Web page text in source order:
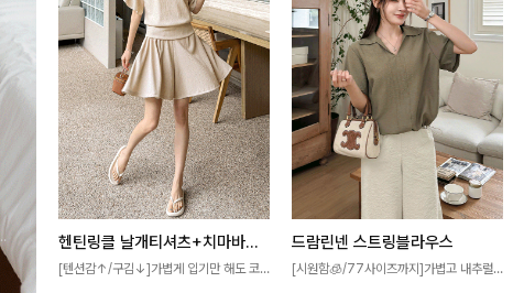
헨틴링클 날개티셔츠+치마바지SET
[텐션감↑/구김↓]가볍게 입기만 해도 코
드람린넨 스트링블라우스
[시원함🧊/77사이즈까지]가볍고 내추럴